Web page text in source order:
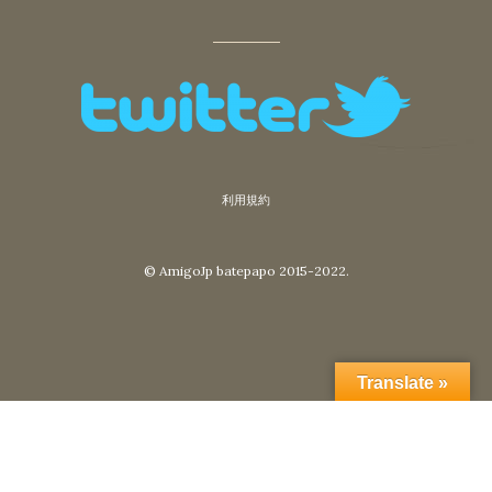
利用規約
© AmigoJp batepapo 2015-2022.
Translate »